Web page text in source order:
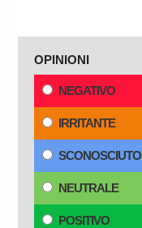
OPINIONI
NEGATIVO
IRRITANTE
SCONOSCIUTO
NEUTRALE
POSITIVO